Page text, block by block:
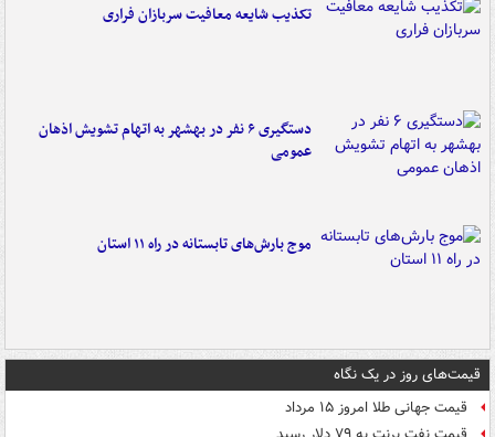
تکذیب شایعه معافیت سربازان فراری
دستگیری ۶ نفر در بهشهر به اتهام تشویش اذهان
عمومی
موج بارش‌های تابستانه در راه ۱۱ استان
قیمت‌های روز در یک نگاه
قیمت جهانی طلا امروز ۱۵ مرداد